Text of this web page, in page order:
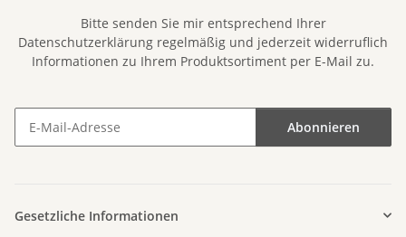
Bitte senden Sie mir entsprechend Ihrer
Datenschutzerklärung regelmäßig und jederzeit widerruflich
Informationen zu Ihrem Produktsortiment per E-Mail zu.
Abonnieren
Gesetzliche Informationen